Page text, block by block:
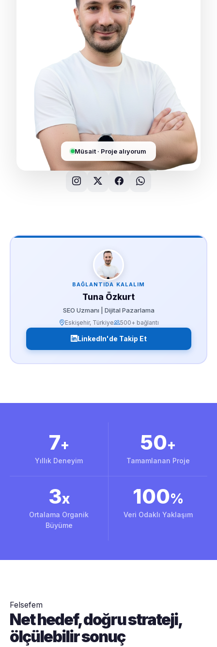
Müsait · Proje alıyorum
BAĞLANTIDA KALALIM
Tuna Özkurt
SEO Uzmanı | Dijital Pazarlama
Eskişehir, Türkiye 500+ bağlantı
LinkedIn'de Takip Et
7+
Yıllık Deneyim
50+
Tamamlanan Proje
3x
Ortalama Organik
Büyüme
100%
Veri Odaklı Yaklaşım
Felsefem
Net hedef, doğru strateji,
ölçülebilir sonuç